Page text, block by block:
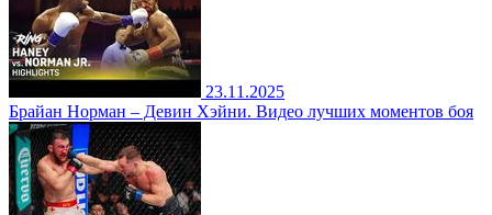
23.11.2025
Брайан Норман – Девин Хэйни. Видео лучших моментов боя